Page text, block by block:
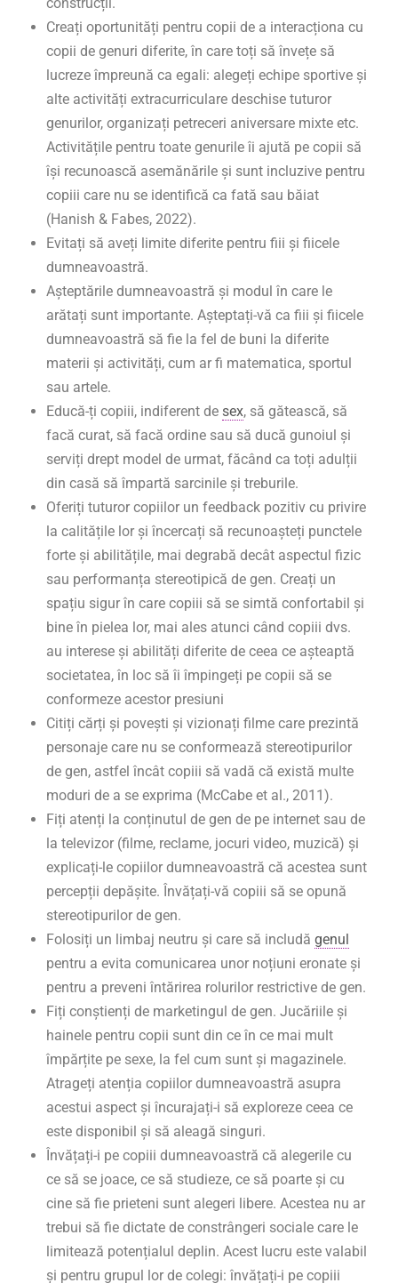
Creați oportunități pentru copii de a interacționa cu
copii de genuri diferite, în care toți să învețe să
lucreze împreună ca egali: alegeți echipe sportive și
alte activități extracurriculare deschise tuturor
genurilor, organizați petreceri aniversare mixte etc.
Activitățile pentru toate genurile îi ajută pe copii să
își recunoască asemănările și sunt incluzive pentru
copiii care nu se identifică ca fată sau băiat
(Hanish & Fabes, 2022).
Evitați să aveți limite diferite pentru fiii și fiicele
dumneavoastră.
Așteptările dumneavoastră și modul în care le
arătați sunt importante. Așteptați-vă ca fiii și fiicele
dumneavoastră să fie la fel de buni la diferite
materii și activități, cum ar fi matematica, sportul
sau artele.
Educă-ți copiii, indiferent de sex, să gătească, să
facă curat, să facă ordine sau să ducă gunoiul și
serviți drept model de urmat, făcând ca toți adulții
din casă să împartă sarcinile și treburile.
Oferiți tuturor copiilor un feedback pozitiv cu privire
la calitățile lor și încercați să recunoașteți punctele
forte și abilitățile, mai degrabă decât aspectul fizic
sau performanța stereotipică de gen. Creați un
spațiu sigur în care copiii să se simtă confortabil și
bine în pielea lor, mai ales atunci când copiii dvs.
au interese și abilități diferite de ceea ce așteaptă
societatea, în loc să îi împingeți pe copii să se
conformeze acestor presiuni
Citiți cărți și povești și vizionați filme care prezintă
personaje care nu se conformează stereotipurilor
de gen, astfel încât copiii să vadă că există multe
moduri de a se exprima (McCabe et al., 2011).
Fiți atenți la conținutul de gen de pe internet sau de
la televizor (filme, reclame, jocuri video, muzică) și
explicați-le copiilor dumneavoastră că acestea sunt
percepții depășite. Învățați-vă copiii să se opună
stereotipurilor de gen.
Folosiți un limbaj neutru și care să includă genul
pentru a evita comunicarea unor noțiuni eronate și
pentru a preveni întărirea rolurilor restrictive de gen.
Fiți conștienți de marketingul de gen. Jucăriile și
hainele pentru copii sunt din ce în ce mai mult
împărțite pe sexe, la fel cum sunt și magazinele.
Atrageți atenția copiilor dumneavoastră asupra
acestui aspect și încurajați-i să exploreze ceea ce
este disponibil și să aleagă singuri.
Învățați-i pe copiii dumneavoastră că alegerile cu
ce să se joace, ce să studieze, ce să poarte și cu
cine să fie prieteni sunt alegeri libere. Acestea nu ar
trebui să fie dictate de constrângeri sociale care le
limitează potențialul deplin. Acest lucru este valabil
și pentru grupul lor de colegi: învățați-i pe copiii